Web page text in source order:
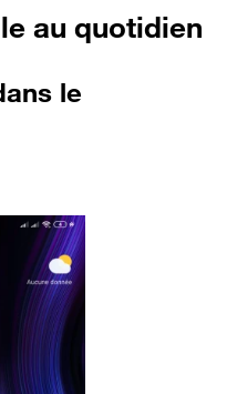
au quotidien
le